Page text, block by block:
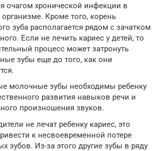
очагом хронической инфекции в
Кроме того, корень
зуба располагается рядом с зачатком
Если не лечить кариес у детей, то
процесс может затронуть
зубы еще до того, как они
молочные зубы необходимы ребенку
развития навыков речи и
произношения звуков.
не лечат ребенку кариес, это
к несвоевременной потере
зубов. Из-за этого другие зубы в ряду